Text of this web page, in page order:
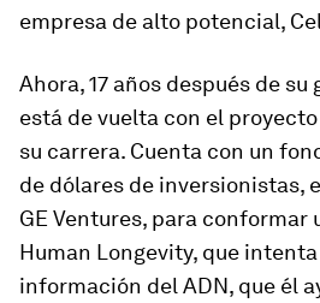
empresa de alto potencial,
Ahora, 17 años después de
está de vuelta con el
su carrera. Cuenta con un
de dólares de inversionistas,
GE Ventures, para conformar
Human Longevity, que
información del ADN, que él